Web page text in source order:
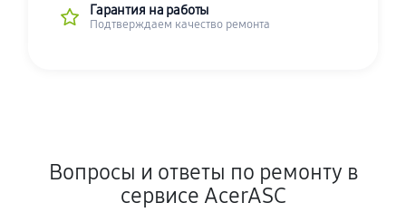
Гарантия на работы
Подтверждаем качество ремонта
Вопросы и ответы по ремонту в
сервисе AcerASC